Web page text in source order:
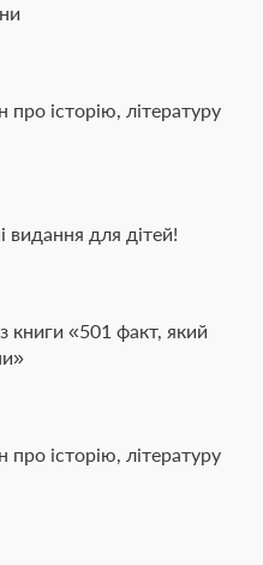
історію, літературу
видання для дітей!
книги «501 факт, який
історію, літературу